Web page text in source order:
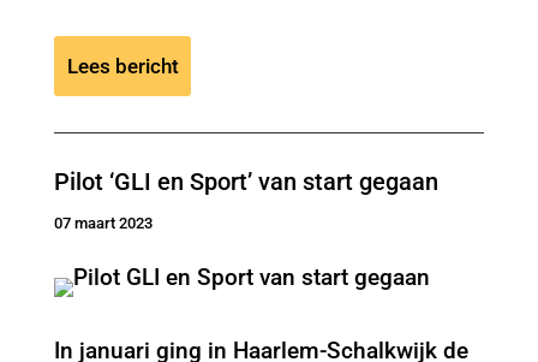
Lees bericht
Pilot ‘GLI en Sport’ van start gegaan
07 maart 2023
In januari ging in Haarlem-Schalkwijk de